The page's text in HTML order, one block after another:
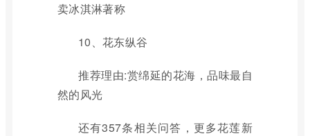
卖冰淇淋著称
10、花东纵谷
推荐理由:赏绵延的花海，品味最自
然的风光
还有357条相关问答，更多花莲新